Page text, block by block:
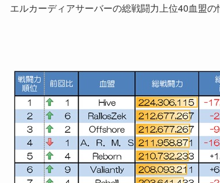
エルカーディアサーバーの総戦闘力上位40血盟の